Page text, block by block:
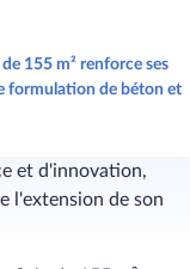
155 m² renforce ses
formulation de béton et
et d'innovation,
l'extension de son